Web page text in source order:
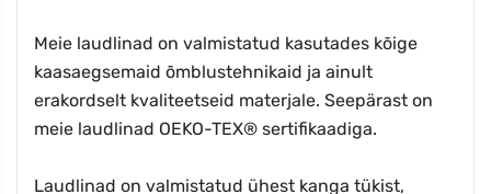
Meie laudlinad on valmistatud kasutades kõige
kaasaegsemaid õmblustehnikaid ja ainult
erakordselt kvaliteetseid materjale. Seepärast on
meie laudlinad OEKO-TEX® sertifikaadiga.
Laudlinad on valmistatud ühest kanga tükist,